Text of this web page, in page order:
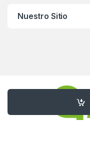
Nuestro Sitio